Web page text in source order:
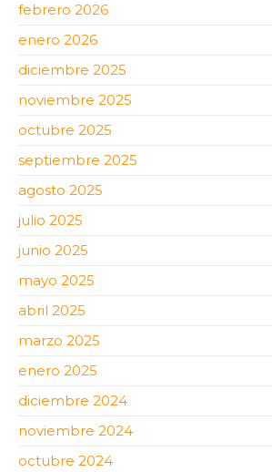
febrero 2026
enero 2026
diciembre 2025
noviembre 2025
octubre 2025
septiembre 2025
agosto 2025
julio 2025
junio 2025
mayo 2025
abril 2025
marzo 2025
enero 2025
diciembre 2024
noviembre 2024
octubre 2024